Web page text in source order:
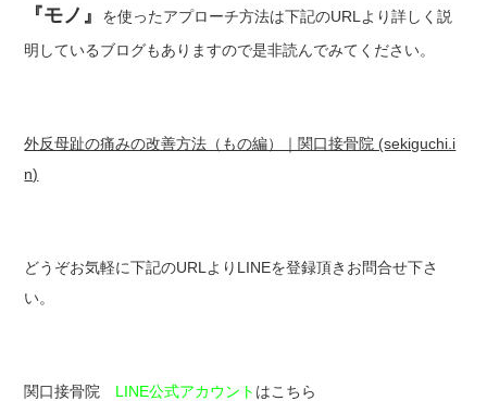
『モノ』
を使ったアプローチ方法は下記のURLより詳しく説
明しているブログもありますので是非読んでみてください。
外反母趾の痛みの改善方法（もの編）｜関口接骨院 (sekiguchi.i
n)
どうぞお気軽に下記のURLよりLINEを登録頂きお問合せ下さ
い。
関口接骨院 LINE公式アカウント はこちら